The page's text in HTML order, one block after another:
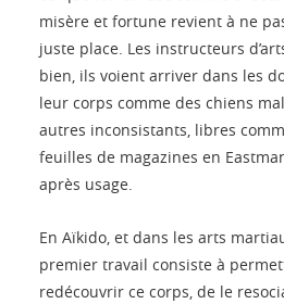
misère et fortune revient à ne
juste place. Les instructeurs
bien, ils voient arriver dans les
leur corps comme des chiens
autres inconsistants, libres
feuilles de magazines en
après usage.
En Aïkido, et dans les arts
premier travail consiste à
redécouvrir ce corps, de le